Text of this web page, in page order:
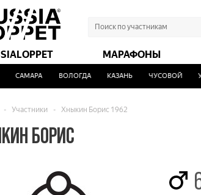
МАРАФОНЫ
САМАРА ВОЛОГДА КАЗАНЬ ЧУСОВОЙ
- Участники - Хныкин Борис 1962
БОРИС